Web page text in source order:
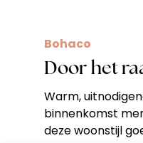
Bohaco
Door het
Warm,
binnenkomst
deze woonstijl